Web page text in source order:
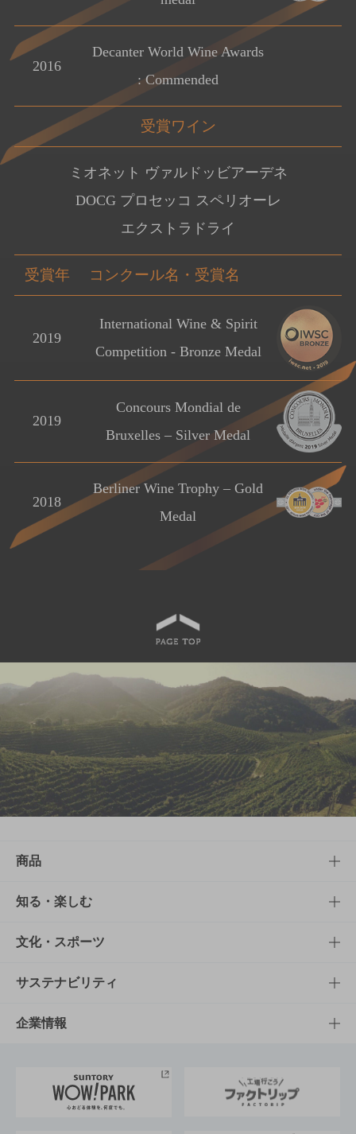
2016
Decanter World Wine Awards
: Commended
受賞ワイン
ミオネット ヴァルドッビアーデネ
DOCG プロセッコ スペリオーレ
エクストラドライ
受賞年 コンクール名・受賞名
2019
International Wine & Spirit
Competition - Bronze Medal
2019
Concours Mondial de
Bruxelles – Silver Medal
2018
Berliner Wine Trophy – Gold
Medal
商品
商品TOP
商品一覧
商品発売情報
栄養成分一覧
知る・楽しむ
知る・楽しむTOP
キャンペーン
工場見学
地域情報
文化・スポーツ
文化・スポーツTOP
サントリーホール
サントリーサンバーズ大阪
サステナビリティ
サステナビリティTOP
サントリーが考えるサステナビリティ経営
企業情報
企業概要